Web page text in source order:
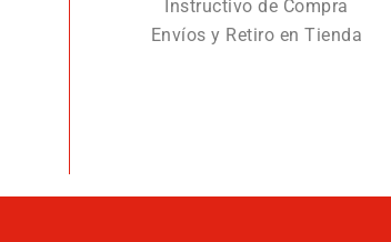
Instructivo de Compra
Envíos y Retiro en Tienda